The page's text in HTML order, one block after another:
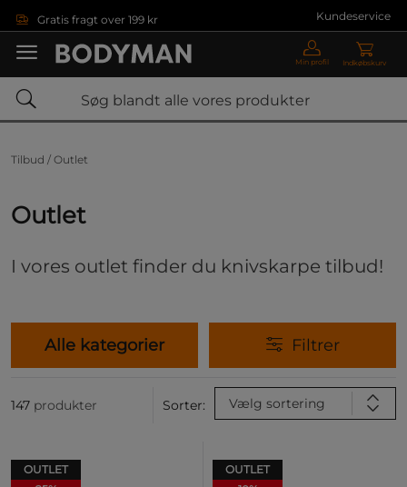
Gratis fragt over 199 kr Kundeservice
Min profil Indkøbskurv
Tilbud / Outlet
Outlet
I vores outlet finder du knivskarpe tilbud!
Alle kategorier Filtrer
147 produkter Sorter: Vælg sortering
OUTLET
OUTLET